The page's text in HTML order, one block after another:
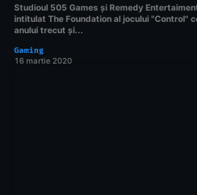
Studioul 505 Games și Remedy
intitulat The Foundation al jocului "Control"
anului trecut și...
Gaming
16 martie 2020